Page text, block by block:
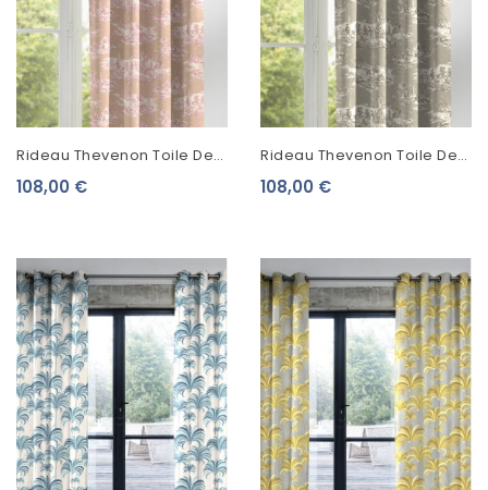
Rideau Thevenon Toile De
Jouy Histoire D'Eau Fond
108,00 €
Rideau Thevenon Toile De
Jouy Histoire D'Eau Sépia
108,00 €